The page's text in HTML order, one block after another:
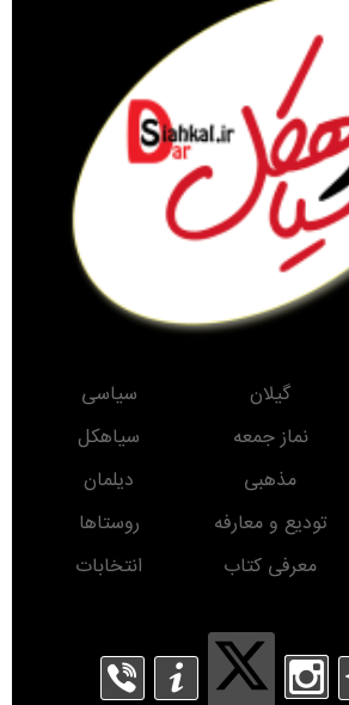
گیلان
سیاسی
نماز جمعه
سیاهکل
مذهبی
دیلمان
تودیع و معارفه
روستاها
معرفی کتاب
انتخابات